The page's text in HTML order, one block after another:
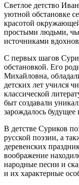
Светлое детство
уютной обстановке
красотой
простыми людьми,
источниками
С первых шагов
обстановкой. Его
Михайловна,
детских лет учился
классической
быт создавали
зарождалось будущее
В детстве Суриков
русской поэзии, а
деревенских
воображение
народные песни и
и их характерные